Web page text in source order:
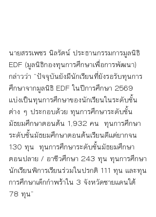
นายสรรเพชร นิลรัตน์ ประธานกรรมการมูลนิธิ
EDF (มูลนิธิกองทุนการศึกษาเพื่อการพัฒนา)
กล่าวว่า “ปัจจุบันยังมีนักเรียนที่ยังรอรับทุนการ
ศึกษาจากมูลนิธิ EDF ในปีการศึกษา 2569
แบ่งเป็นทุนการศึกษาของนักเรียนในระดับชั้น
ต่าง ๆ ประกอบด้วย ทุนการศึกษาระดับชั้น
มัธยมศึกษาตอนต้น 1,932 คน  ทุนการศึกษา
ระดับชั้นมัธยมศึกษาตอนต้นเรียนดีแต่ยากจน
130 ทุน  ทุนการศึกษาระดับชั้นมัธยมศึกษา
ตอนปลาย / อาชีวศึกษา 243 ทุน ทุนการศึกษา
นักเรียนพิการเรียนร่วมในปรกติ 111 ทุน และทุน
การศึกษาเด็กกำพร้าใน 3 จังหวัดชายแดนใต้
78 ทุน”